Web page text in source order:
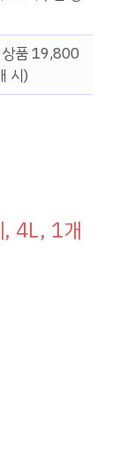
상품 19,800
시)
4L, 1개